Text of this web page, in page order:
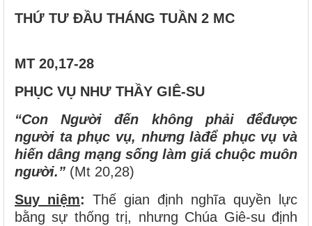
THỨ TƯ ĐẦU THÁNG TUẦN 2 MC
MT 20,17-28
PHỤC VỤ NHƯ THẦY GIÊ-SU
“Con Người đến không phải đểđược
người ta phục vụ, nhưng làđể phục vụ và
hiến dâng mạng sống làm giá chuộc muôn
người.” (Mt 20,28)
Suy niệm: Thế gian định nghĩa quyền lực
bằng sự thống trị, nhưng Chúa Giê-su định